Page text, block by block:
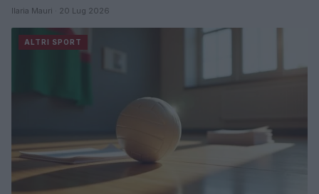
Ilaria Mauri · 20 Lug 2026
ALTRI SPORT